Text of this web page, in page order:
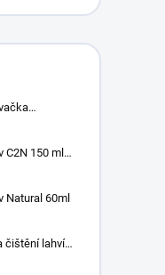
EasyStart
C2N 150 ml
Natural 60ml
čištění lahví
rukojetí